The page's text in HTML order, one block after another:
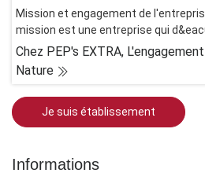
Mission et engagement de
mission est une entreprise qui d&eacu
Chez PEP's EXTRA,
Nature
Je suis établissement
Informations